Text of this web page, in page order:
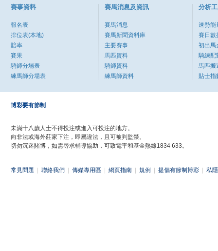
賽事資料
報名表
排位表(本地)
賠率
賽果
騎師分場表
練馬師分場表
賽馬消息及資訊
賽馬消息
賽馬新聞資料庫
主要賽事
馬匹資料
騎師資料
練馬師資料
分析
速勢能
賽日數
初出馬
騎練配
馬匹搬
貼士指
博彩要有節制
未滿十八歲人士不得投注或進入可投注的地方。
向非法或海外莊家下注，即屬違法，且可被判監禁。
切勿沉迷賭博，如需尋求輔導協助，可致電平和基金熱線1834 633。
常見問題 聯絡我們 傳媒專用區 網頁指南 規例 提倡有節制博彩 私